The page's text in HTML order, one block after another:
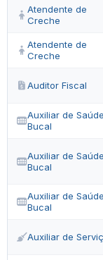
Atendente de
Creche
Atendente de
Creche
Auditor Fiscal
Auxiliar de Saúde
Bucal
Auxiliar de Saúde
Bucal
Auxiliar de Saúde
Bucal
Auxiliar de